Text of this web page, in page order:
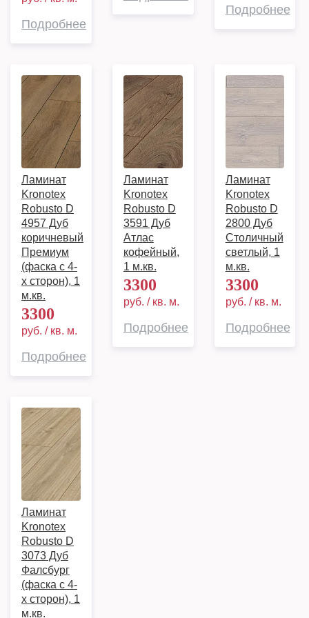
Подробнее
Подробнее
Ламинат
Kronotex
Robusto D
4957 Дуб
коричневый
Премиум
(фаска с 4-
х сторон), 1
м.кв.
3300
руб. / кв. м.
Подробнее
Ламинат
Kronotex
Robusto D
3591 Дуб
Атлас
кофейный,
1 м.кв.
3300
руб. / кв. м.
Подробнее
Ламинат
Kronotex
Robusto D
2800 Дуб
Столичный
светлый, 1
м.кв.
3300
руб. / кв. м.
Подробнее
Ламинат
Kronotex
Robusto D
3073 Дуб
Фалсбург
(фаска с 4-
х сторон), 1
м.кв.